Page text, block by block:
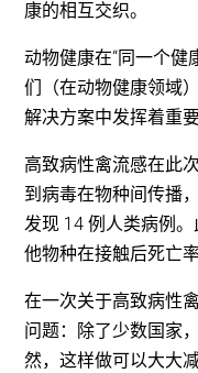
康的相互交织。
动物健康在“同一个健
们（在动物健康领域
解决方案中发挥着重要
高致病性禽流感在此
到病毒在物种间传播
发现 14 例人类病例
他物种在接触后死亡率
在一次关于高致病性
问题：除了少数国家
然，这样做可以大大